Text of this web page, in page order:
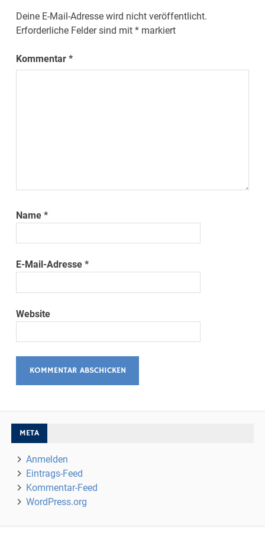
Deine E-Mail-Adresse wird nicht veröffentlicht.
Erforderliche Felder sind mit* markiert
Kommentar*
Name*
E-Mail-Adresse*
Website
META
Anmelden
Eintrags-Feed
Kommentar-Feed
WordPress.org